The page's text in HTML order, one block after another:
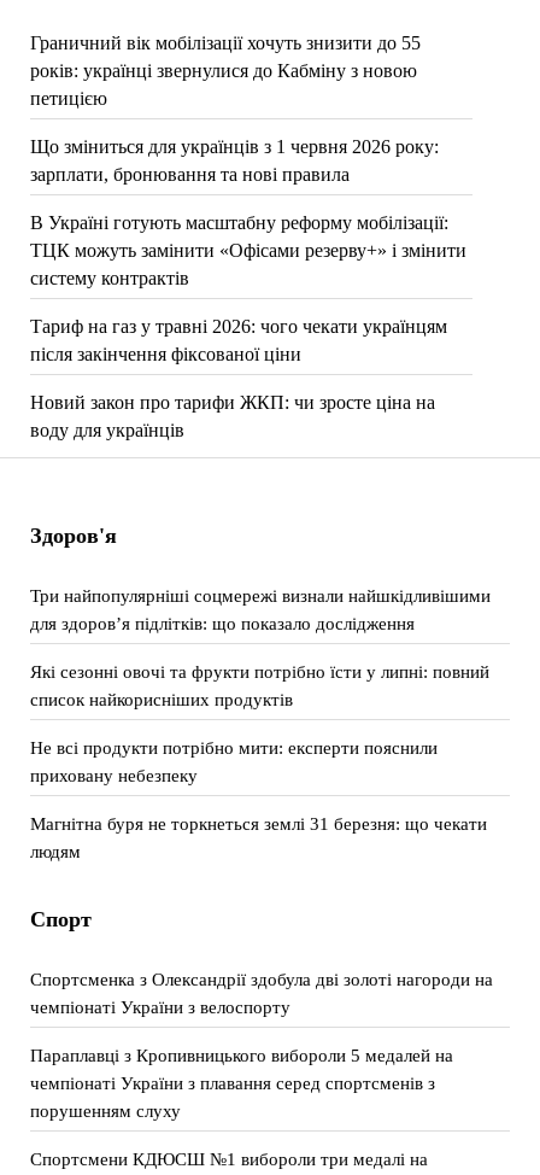
Граничний вік мобілізації хочуть знизити до 55
років: українці звернулися до Кабміну з новою
петицією
Що зміниться для українців з 1 червня 2026 року:
зарплати, бронювання та нові правила
В Україні готують масштабну реформу мобілізації:
ТЦК можуть замінити «Офісами резерву+» і змінити
систему контрактів
Тариф на газ у травні 2026: чого чекати українцям
після закінчення фіксованої ціни
Новий закон про тарифи ЖКП: чи зросте ціна на
воду для українців
Здоров'я
Три найпопулярніші соцмережі визнали найшкідливішими
для здоров’я підлітків: що показало дослідження
Які сезонні овочі та фрукти потрібно їсти у липні: повний
список найкорисніших продуктів
Не всі продукти потрібно мити: експерти пояснили
приховану небезпеку
Магнітна буря не торкнеться землі 31 березня: що чекати
людям
Спорт
Спортсменка з Олександрії здобула дві золоті нагороди на
чемпіонаті України з велоспорту
Параплавці з Кропивницького вибороли 5 медалей на
чемпіонаті України з плавання серед спортсменів з
порушенням слуху
Спортсмени КДЮСШ №1 вибороли три медалі на